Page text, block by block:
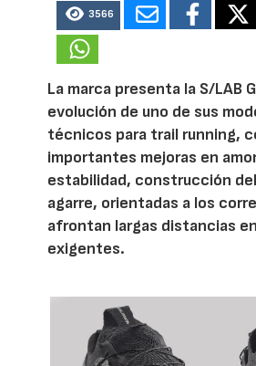
3566
La marca presenta la S/LAB
evolución de uno de sus
técnicos para trail running,
importantes mejoras en
estabilidad, construcción
agarre, orientadas a los
afrontan largas distancias
exigentes.